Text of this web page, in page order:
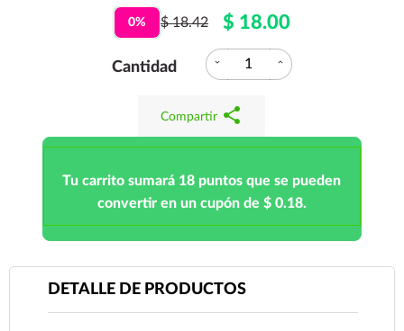
0% $ 18.42 $ 18.00
Cantidad expand_more expand_less
Compartir share
Tu carrito sumará 18 puntos que se pueden
convertir en un cupón de $ 0.18.
DETALLE DE PRODUCTOS